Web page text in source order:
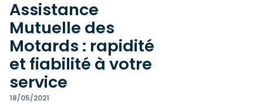
Assistance
Mutuelle des
Motards : rapidité
et fiabilité à votre
service
18/05/2021